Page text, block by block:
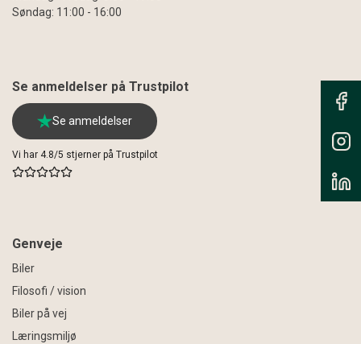
Søndag: 11:00 - 16:00
Se anmeldelser på Trustpilot
Se anmeldelser
Vi har 4.8/5 stjerner på Trustpilot
Genveje
Biler
Filosofi / vision
Biler på vej
Læringsmiljø